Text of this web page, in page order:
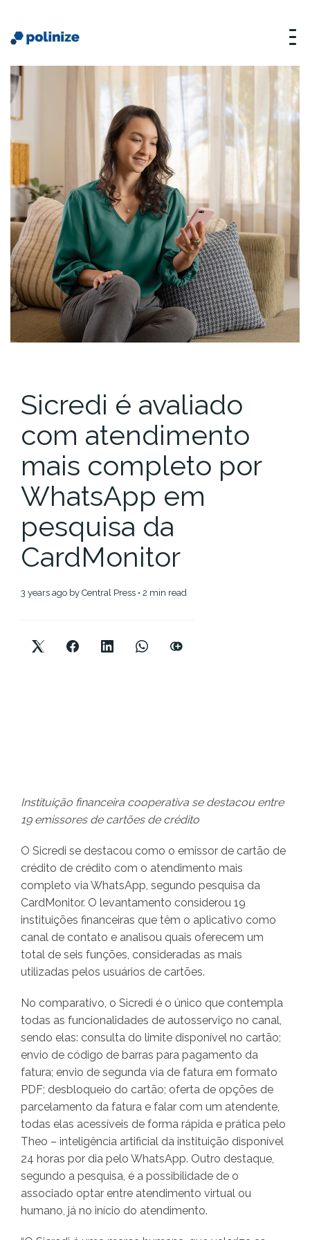
Sicredi é avaliado
com atendimento
mais completo por
WhatsApp em
pesquisa da
CardMonitor
3 years ago by Central Press • 2 min read
Instituição financeira cooperativa se destacou entre
19 emissores de cartões de crédito
O Sicredi se destacou como o emissor de cartão de
crédito de crédito com o atendimento mais
completo via WhatsApp, segundo pesquisa da
CardMonitor. O levantamento considerou 19
instituições financeiras que têm o aplicativo como
canal de contato e analisou quais oferecem um
total de seis funções, consideradas as mais
utilizadas pelos usuários de cartões.
No comparativo, o Sicredi é o único que contempla
todas as funcionalidades de autosserviço no canal,
sendo elas: consulta do limite disponível no cartão;
envio de código de barras para pagamento da
fatura; envio de segunda via de fatura em formato
PDF; desbloqueio do cartão; oferta de opções de
parcelamento da fatura e falar com um atendente,
todas elas acessíveis de forma rápida e prática pelo
Theo – inteligência artificial da instituição disponível
24 horas por dia pelo WhatsApp. Outro destaque,
segundo a pesquisa, é a possibilidade de o
associado optar entre atendimento virtual ou
humano, já no início do atendimento.